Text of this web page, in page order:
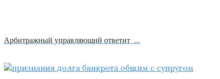
Арбитражный управляющий ответит …